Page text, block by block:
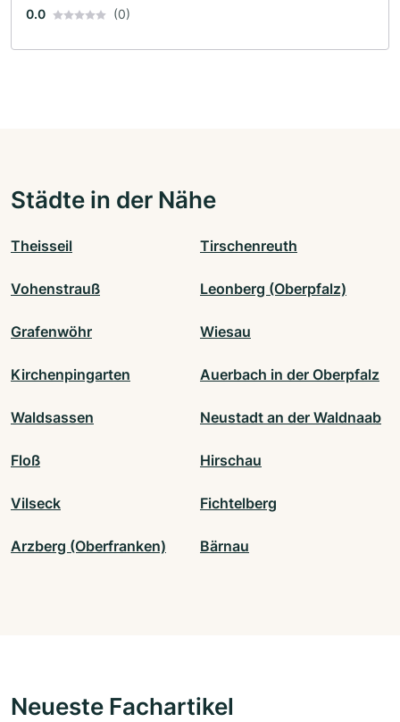
0.0 (0)
Städte in der Nähe
Theisseil Tirschenreuth
Vohenstrauß Leonberg (Oberpfalz)
Grafenwöhr Wiesau
Kirchenpingarten Auerbach in der Oberpfalz
Waldsassen Neustadt an der Waldnaab
Floß Hirschau
Vilseck Fichtelberg
Arzberg (Oberfranken) Bärnau
Neueste Fachartikel